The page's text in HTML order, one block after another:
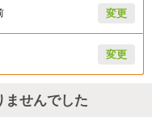
変更
変更
ませんでした